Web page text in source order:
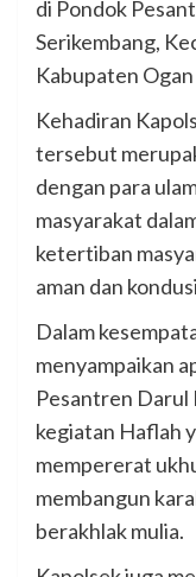
di Pondok
Serikembang,
Kabupaten
Kehadiran
tersebut
dengan para
masyarakat
ketertiban
aman dan
Dalam
menyampaikan
Pesantren Darul
kegiatan Haflah
mempererat
membangun
berakhlak mulia.